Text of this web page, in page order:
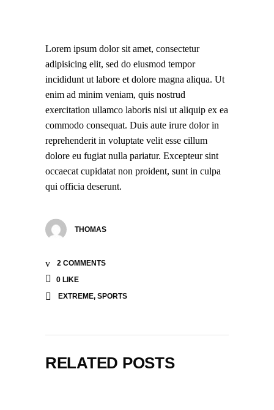
Lorem ipsum dolor sit amet, consectetur
adipisicing elit, sed do eiusmod tempor
incididunt ut labore et dolore magna aliqua. Ut
enim ad minim veniam, quis nostrud
exercitation ullamco laboris nisi ut aliquip ex ea
commodo consequat. Duis aute irure dolor in
reprehenderit in voluptate velit esse cillum
dolore eu fugiat nulla pariatur. Excepteur sint
occaecat cupidatat non proident, sunt in culpa
qui officia deserunt.
THOMAS
2 COMMENTS
0 LIKE
EXTREME, SPORTS
RELATED POSTS